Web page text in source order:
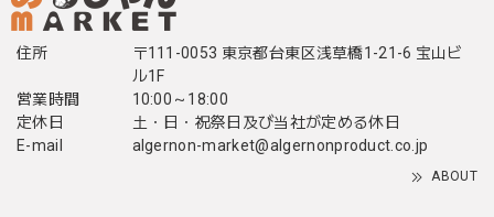
住所
〒111-0053 東京都台東区浅草橋1-21-6 宝山ビ
ル1F
営業時間
10:00～18:00
定休日
土・日・祝祭日及び当社が定める休日
E-mail
algernon-market@algernonproduct.co.jp
ABOUT